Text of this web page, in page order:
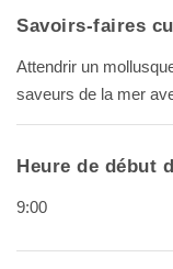
Savoirs-faires
Attendrir un
saveurs de la mer
Heure de début
9:00